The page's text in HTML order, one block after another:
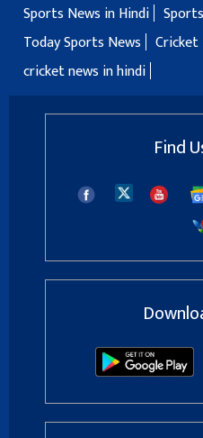
Sports News in Hindi
Today Sports News
Cricket
cricket news in hindi
Find